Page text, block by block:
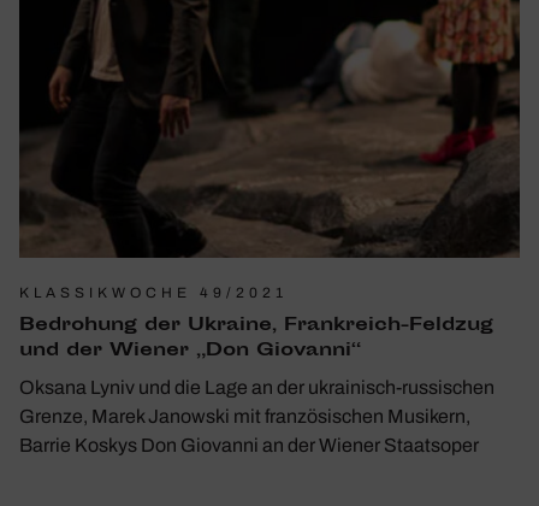
KLASSIKWOCHE 49/2021
Bedro­hung der Ukraine, Frank­reich-Feldzug
und der Wiener „Don Giovanni“
Oksana Lyniv und die Lage an der ukrainisch-russischen
Grenze, Marek Janowski mit französischen Musikern,
Barrie Koskys Don Giovanni an der Wiener Staatsoper